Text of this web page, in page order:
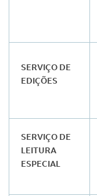
SERVIÇO DE
EDIÇÕES
SERVIÇO DE
LEITURA
ESPECIAL